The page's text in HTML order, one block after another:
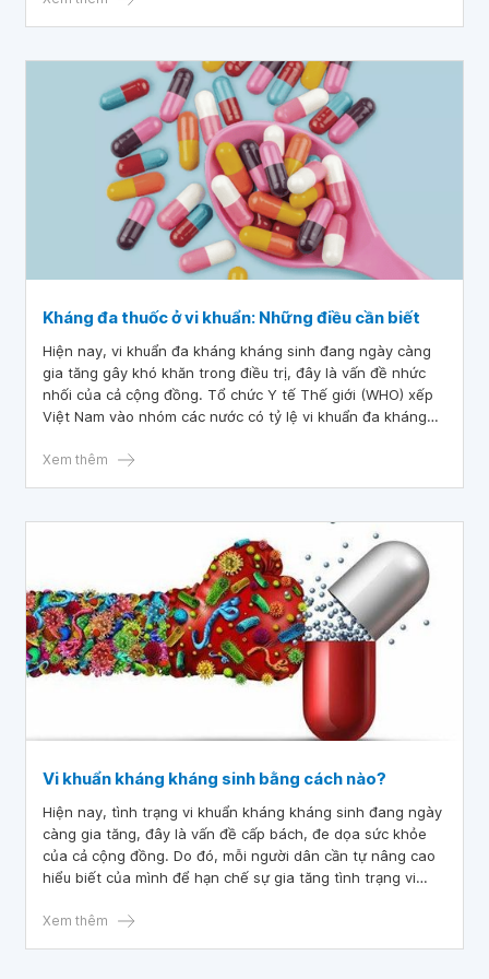
Kháng đa thuốc ở vi khuẩn: Những điều cần biết
Hiện nay, vi khuẩn đa kháng kháng sinh đang ngày càng
gia tăng gây khó khăn trong điều trị, đây là vấn đề nhức
nhối của cả cộng đồng. Tổ chức Y tế Thế giới (WHO) xếp
Việt Nam vào nhóm các nước có tỷ lệ vi khuẩn đa kháng
khuẩn là gì?
Xem thêm
Vi khuẩn kháng kháng sinh bằng cách nào?
Hiện nay, tình trạng vi khuẩn kháng kháng sinh đang ngày
càng gia tăng, đây là vấn đề cấp bách, đe dọa sức khỏe
của cả cộng đồng. Do đó, mỗi người dân cần tự nâng cao
hiểu biết của mình để hạn chế sự gia tăng tình trạng vi
lời cho câu hỏi vi khuẩn kháng kháng sinh bằng cách nào?
Xem thêm